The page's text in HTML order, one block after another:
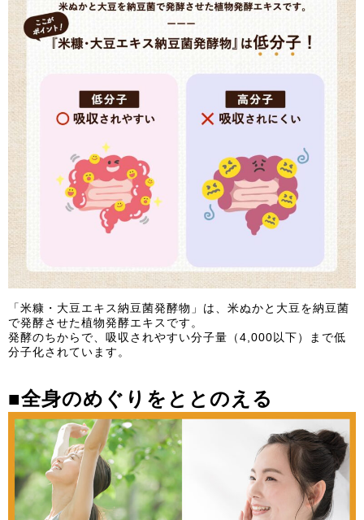
「米糠・大豆エキス納豆菌発酵物」は、米ぬかと大豆を納豆菌
で発酵させた植物発酵エキスです。
発酵のちからで、吸収されやすい分子量（4,000以下）まで低
分子化されています。
■全身のめぐりをととのえる